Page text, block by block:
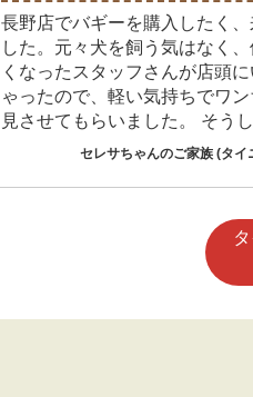
長野店でバギーを購入したく
した。元々犬を飼う気はなく
くなったスタッフさんが店頭
ゃったので、軽い気持ちでワ
見させてもらいました。 そう
ろ、とても可愛い顔のタイニ
購入を即決しました。家族が
ディーベアのようなワンちゃ
が夢だという話を聞いていた
り、余計に目をひかれました。
セレサちゃんのご家族 (タイ